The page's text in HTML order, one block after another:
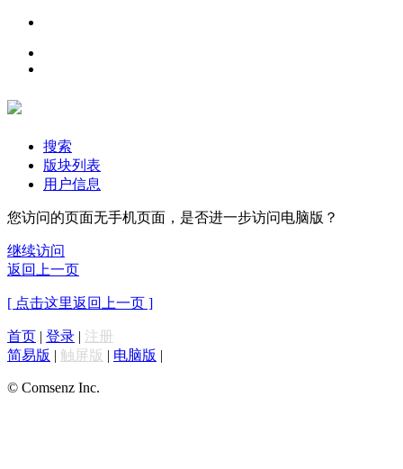
搜索
版块列表
用户信息
您访问的页面无手机页面，是否进一步访问电脑版？
继续访问
返回上一页
[ 点击这里返回上一页 ]
首页 | 登录 | 注册
简易版 | 触屏版 | 电脑版 |
© Comsenz Inc.